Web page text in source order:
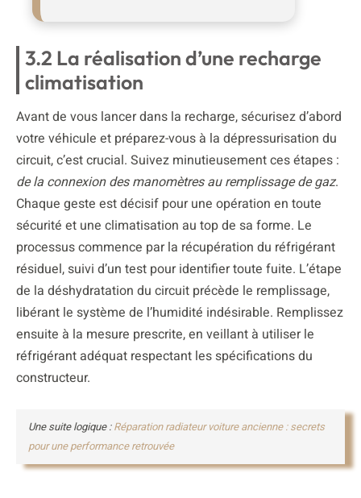
3.2 La réalisation d’une recharge
climatisation
Avant de vous lancer dans la recharge, sécurisez d’abord
votre véhicule et préparez-vous à la dépressurisation du
circuit, c’est crucial. Suivez minutieusement ces étapes :
de la connexion des manomètres au remplissage de gaz.
Chaque geste est décisif pour une opération en toute
sécurité et une climatisation au top de sa forme. Le
processus commence par la récupération du réfrigérant
résiduel, suivi d’un test pour identifier toute fuite. L’étape
de la déshydratation du circuit précède le remplissage,
libérant le système de l’humidité indésirable. Remplissez
ensuite à la mesure prescrite, en veillant à utiliser le
réfrigérant adéquat respectant les spécifications du
constructeur.
Une suite logique :Réparation radiateur voiture ancienne : secrets
pour une performance retrouvée